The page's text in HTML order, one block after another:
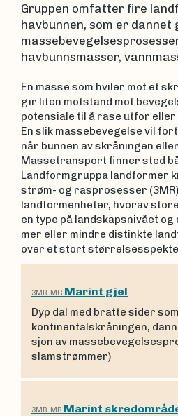
Gruppen omfatter fire
havbunnen, som er dannet
havbunnsmasser,
En masse som hviler mot et
gir liten motstand mot
potensiale til å rase utfor eller
En slik massebevegelse vil
når bunnen av skråningen
Massetransport finner sted
Landformgruppa landformer
strøm- og rasprosesser
landformenheter, hvorav
en type på landskapsnivået
mer eller mindre distinkte
over et stort
3MR-MG Marint gjel
Dyp dal med bratte sider
kontinen­talskråningen,
sjon av
slamstrøm­mer)
3MR-MR Marint